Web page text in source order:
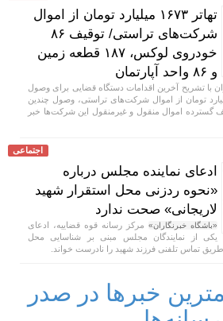
تهاتر ۱۶۷۳ میلیارد تومان از اموال
شرکت‌های تراستی/ توقیف ۸۶
خودروی لوکس، ۱۸۷ قطعه زمین
و ۸۶ واحد آپارتمان
با تشریح آخرین اقدامات دستگاه قضایی برای وصول
ارزی، از تهاتر ۱۶۷۳ میلیارد تومان از اموال شرکت‌های تراستی، وصول چندین
گسترده اموال منقول و غیرمنقول این شرکت‌ها خبر
اجتماعی
ادعای نماینده مجلس درباره
«نحوه ردزنی محل استقرار شهید
لاریجانی» صحت ندارد
«باشگاه خبرنگاران» مرکز رسانه قوه قضاییه، ادعای
یکی از نمایندگان مجلس مبنی بر شناسایی محل
تماس تلفنی فرزند شهید را نادرست خواند.
خبرها در صدر